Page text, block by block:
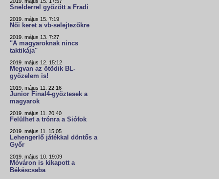
Snelderrel győzött a Fradi
2019. május 15. 7:19
Női keret a vb-selejtezőkre
2019. május 13. 7:27
"A magyaroknak nincs
taktikája"
2019. május 12. 15:12
Megvan az ötödik BL-
győzelem is!
2019. május 11. 22:16
Junior Final4-győztesek a
magyarok
2019. május 11. 20:40
Felülhet a trónra a Siófok
2019. május 11. 15:05
Lehengerlő játékkal döntős a
Győr
2019. május 10. 19:09
Móváron is kikapott a
Békéscsaba